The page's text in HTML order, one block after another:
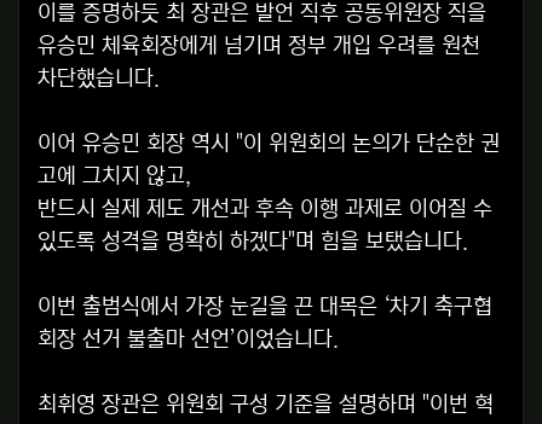
이를 증명하듯 최 장관은 발언 직후 공동위원장 직을
유승민 체육회장에게 넘기며 정부 개입 우려를 원천
차단했습니다.
이어 유승민 회장 역시 "이 위원회의 논의가 단순한 권
고에 그치지 않고,
반드시 실제 제도 개선과 후속 이행 과제로 이어질 수
있도록 성격을 명확히 하겠다"며 힘을 보탰습니다.
이번 출범식에서 가장 눈길을 끈 대목은 ‘차기 축구협
회장 선거 불출마 선언’이었습니다.
최휘영 장관은 위원회 구성 기준을 설명하며 "이번 혁